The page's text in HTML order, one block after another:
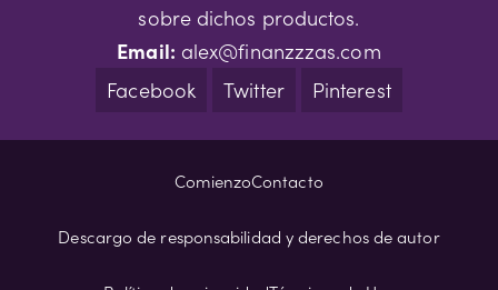
sobre dichos productos.
Email: alex@finanzzzas.com
Facebook
Twitter Pinterest
ComienzoContacto
Descargo de responsabilidad y derechos de autor